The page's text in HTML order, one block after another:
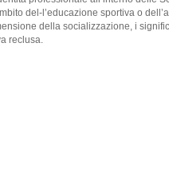
del-l’educazione sportiva o
della socializzazione, i
reclusa.